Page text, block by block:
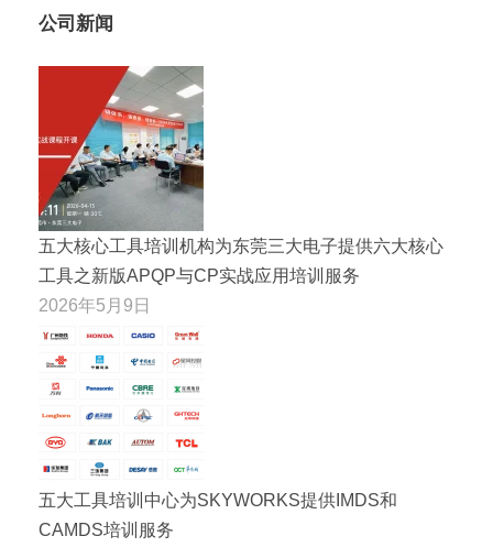
公司新闻
五大核心工具培训机构为东莞三大电子提供六大核心
工具之新版APQP与CP实战应用培训服务
2026年5月9日
五大工具培训中心为SKYWORKS提供IMDS和
CAMDS培训服务